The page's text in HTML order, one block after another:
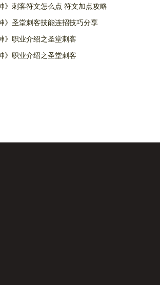
》刺客符文怎么点 符文加点攻略
》圣堂刺客技能连招技巧分享
》职业介绍之圣堂刺客
》职业介绍之圣堂刺客